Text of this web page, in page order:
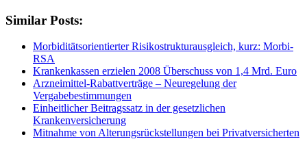
Similar Posts:
Morbiditätsorientierter Risikostrukturausgleich, kurz: Morbi-
RSA
Krankenkassen erzielen 2008 Überschuss von 1,4 Mrd. Euro
Arzneimittel-Rabattverträge – Neuregelung der
Vergabebestimmungen
Einheitlicher Beitragssatz in der gesetzlichen
Krankenversicherung
Mitnahme von Alterungsrückstellungen bei Privatversicherten